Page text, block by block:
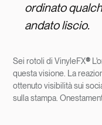
ordinato
andato liscio.
Sei rotoli di VinyleFX®
questa visione. La
ottenuto visibilità sui
sulla stampa.